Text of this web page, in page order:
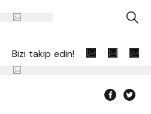
A
Bizi takip edin!